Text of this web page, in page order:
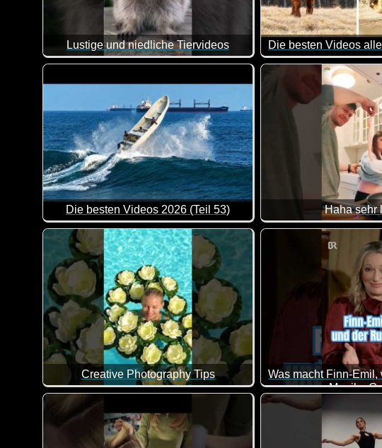
Lustige und niedliche Tiervideos
Ein weiterer Teil dieser lustigen Videos mit Tieren. Immer wieder
Die besten Videos
Hier kannst du dich
Die besten Videos 2026 (Teil 53)
Eine tolle Zusammenstellung von lustigen Videos. Klasse
Haha sehr
Creative Photography Tips
Monika
Ich finde diese Frau